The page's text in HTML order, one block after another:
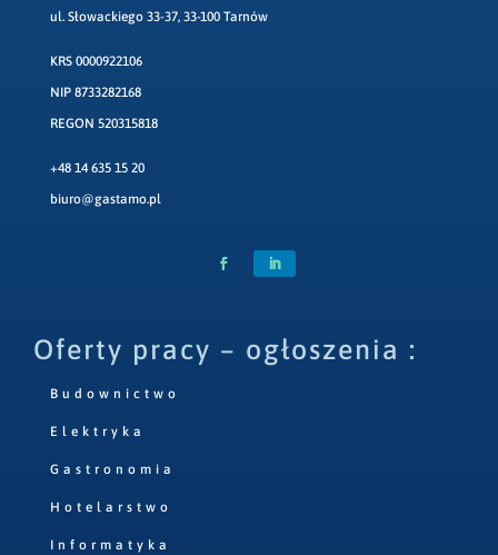
ul. Słowackiego 33-37, 33-100 Tarnów
KRS 0000922106
NIP 8733282168
REGON 520315818
+48 14 635 15 20
biuro@gastamo.pl
Oferty pracy – ogłoszenia :
Budownictwo
Elektryka
Gastronomia
Hotelarstwo
Informatyka